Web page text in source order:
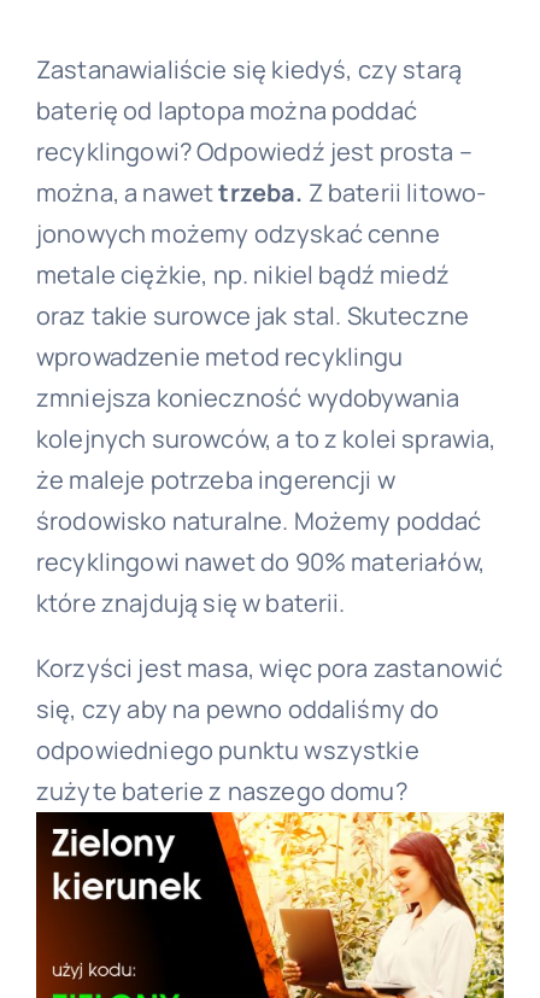
Zastanawialiście się kiedyś, czy starą
baterię od laptopa można poddać
recyklingowi? Odpowiedź jest prosta –
można, a nawettrzeba. Z baterii litowo-
jonowych możemy odzyskać cenne
metale ciężkie, np. nikiel bądź miedź
oraz takie surowce jak stal. Skuteczne
wprowadzenie metod recyklingu
zmniejsza konieczność wydobywania
kolejnych surowców, a to z kolei sprawia,
że maleje potrzeba ingerencji w
środowisko naturalne. Możemy poddać
recyklingowi nawet do 90% materiałów,
które znajdują się w baterii.
Korzyści jest masa, więc pora zastanowić
się, czy aby na pewno oddaliśmy do
odpowiedniego punktu wszystkie
zużyte baterie z naszego domu?